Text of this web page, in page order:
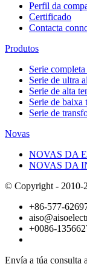
Perfil da
Certificado
Contacta
Produtos
Serie
Serie de ultra
Serie de alta
Serie de baixa
Serie de
Novas
NOVAS DA
NOVAS DA
© Copyright - 2010-
+86-577-
+0086-
Envía a túa consulta